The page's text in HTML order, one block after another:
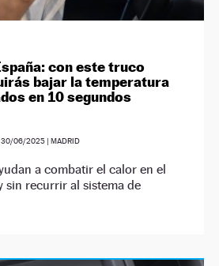
con este truco
bajar la temperatura
en 10 segundos
30/06/2025| MADRID
a combatir el calor en el
sin recurrir al sistema de